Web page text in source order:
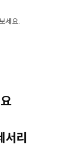
세요.
서리